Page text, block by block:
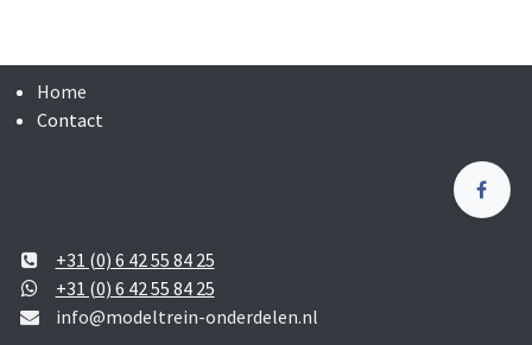
Home
Contact
+31 (0) 6 42 55 84 25
+31 (0) 6 42 55 84 25
info@modeltrein-onderdelen.nl